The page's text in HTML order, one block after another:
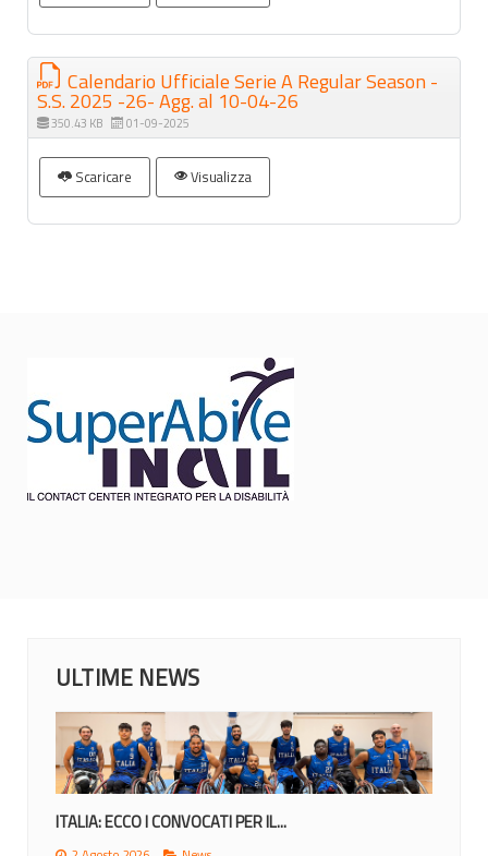
Calendario Ufficiale Serie A Regular Season -
S.S. 2025 -26- Agg. al 10-04-26
350.43 KB 01-09-2025
Scaricare Visualizza
ULTIME NEWS
ITALIA: ECCO I CONVOCATI PER IL...